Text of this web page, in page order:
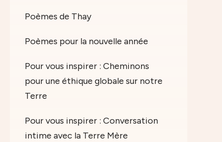
Poèmes de Thay
Poèmes pour la nouvelle année
Pour vous inspirer : Cheminons
pour une éthique globale sur notre
Terre
Pour vous inspirer : Conversation
intime avec la Terre Mère